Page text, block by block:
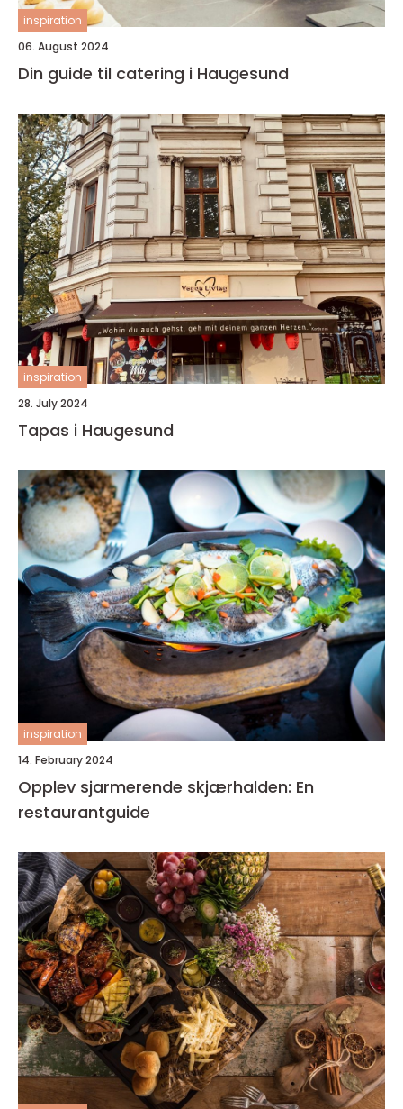
inspiration
06. August 2024
Din guide til catering i Haugesund
inspiration
28. July 2024
Tapas i Haugesund
inspiration
14. February 2024
Opplev sjarmerende skjærhalden: En
restaurantguide